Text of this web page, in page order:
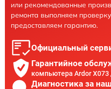
или рекомендованные
ремонта выполняем
предоставляем гарантию.
Официальный
Гарантийное
компьютера Ardor X073
Диагностика за